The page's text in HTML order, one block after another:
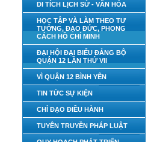
DI TÍCH LỊCH SỬ - VĂN HÓA
HỌC TẬP VÀ LÀM THEO TƯ
TƯỞNG, ĐẠO ĐỨC, PHONG
CÁCH HỒ CHÍ MINH
ĐẠI HỘI ĐẠI BIỂU ĐẢNG BỘ
QUẬN 12 LẦN THỨ VII
VÌ QUẬN 12 BÌNH YÊN
TIN TỨC SỰ KIỆN
CHỈ ĐẠO ĐIỀU HÀNH
TUYÊN TRUYỀN PHÁP LUẬT